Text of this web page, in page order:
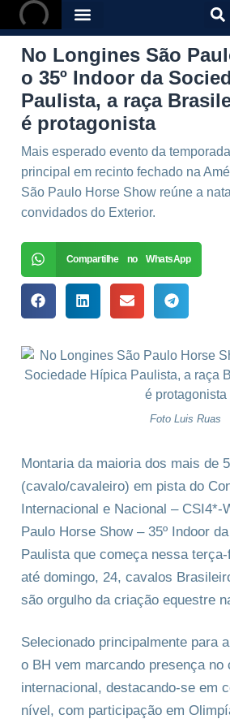
No Longines São
o 35º Indoor da
Paulista, a raça
é protagonista
Mais esperado evento da
principal em recinto fechado na
São Paulo Horse Show reúne a
convidados do Exterior.
Compartilhe no WhatsApp
Foto Luis Ruas
Montaria da maioria dos mais de
(cavalo/cavaleiro) em pista do
Internacional e Nacional – CSI4*-
Paulo Horse Show – 35º Indoor
Paulista que começa nessa
até domingo, 24, cavalos
são orgulho da criação equestre
Selecionado principalmente para
o BH vem marcando presença no
internacional, destacando-se em
nível, com participação em